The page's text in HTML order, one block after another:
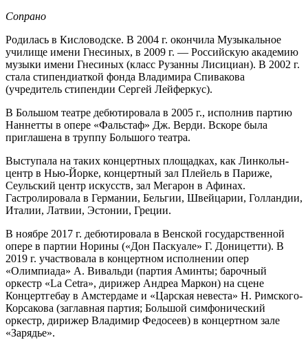
Сопрано
Родилась в Кисловодске. В 2004 г. окончила Музыкальное
училище имени Гнесиных, в 2009 г. — Российскую академию
музыки имени Гнесиных (класс Рузанны Лисициан). В 2002 г.
стала стипендиаткой фонда Владимира Спивакова
(учредитель стипендии Сергей Лейферкус).
В Большом театре дебютировала в 2005 г., исполнив партию
Наннетты в опере «Фальстаф» Дж. Верди. Вскоре была
приглашена в труппу Большого театра.
Выступала на таких концертных площадках, как Линкольн-
центр в Нью-Йорке, концертный зал Плейель в Париже,
Сеульский центр искусств, зал Мегарон в Афинах.
Гастролировала в Германии, Бельгии, Швейцарии, Голландии,
Италии, Латвии, Эстонии, Греции.
В ноябре 2017 г. дебютировала в Венской государственной
опере в партии Норины («Дон Паскуале» Г. Доницетти). В
2019 г. участвовала в концертном исполнении опер
«Олимпиада» А. Вивальди (партия Аминты; барочный
оркестр «La Cetra», дирижер Андреа Маркон) на сцене
Концертгебау в Амстердаме и «Царская невеста» Н. Римского-
Корсакова (заглавная партия; Большой симфонический
оркестр, дирижер Владимир Федосеев) в концертном зале
«Зарядье».